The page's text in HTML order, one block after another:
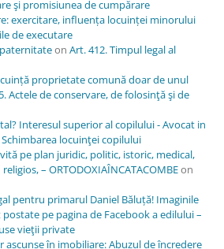
şi promisiunea de cumpărare
exercitare, influența locuinței minorului
de executare
on Art. 412. Timpul legal al
proprietate comună doar de unul
Actele de conservare, de folosinţă şi de
Interesul superior al copilului - Avocat in
Schimbarea locuinţei copilului
pe plan juridic, politic, istoric, medical,
– ORTODOXIAÎNCATACOMBEon
pentru primarul Daniel Băluță! Imaginile
pe pagina de Facebook a edilului –
vieţii private
ascunse în imobiliare: Abuzul de încredere